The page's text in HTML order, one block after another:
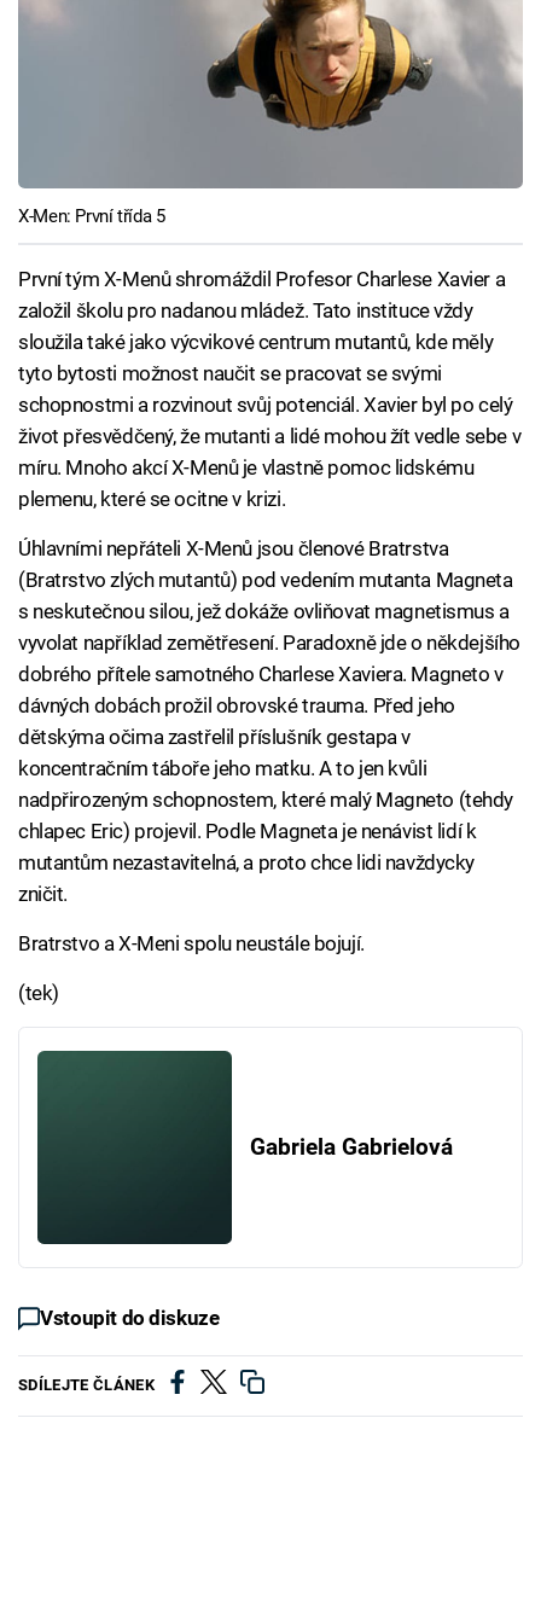
X-Men: První třída 5
První tým X-Menů shromáždil Profesor Charlese Xavier a
založil školu pro nadanou mládež. Tato instituce vždy
sloužila také jako výcvikové centrum mutantů, kde měly
tyto bytosti možnost naučit se pracovat se svými
schopnostmi a rozvinout svůj potenciál. Xavier byl po celý
život přesvědčený, že mutanti a lidé mohou žít vedle sebe v
míru. Mnoho akcí X-Menů je vlastně pomoc lidskému
plemenu, které se ocitne v krizi.
Úhlavními nepřáteli X-Menů jsou členové Bratrstva
(Bratrstvo zlých mutantů) pod vedením mutanta Magneta
s neskutečnou silou, jež dokáže ovliňovat magnetismus a
vyvolat například zemětřesení. Paradoxně jde o někdejšího
dobrého přítele samotného Charlese Xaviera. Magneto v
dávných dobách prožil obrovské trauma. Před jeho
dětskýma očima zastřelil příslušník gestapa v
koncentračním táboře jeho matku. A to jen kvůli
nadpřirozeným schopnostem, které malý Magneto (tehdy
chlapec Eric) projevil. Podle Magneta je nenávist lidí k
mutantům nezastavitelná, a proto chce lidi navždycky
zničit.
Bratrstvo a X-Meni spolu neustále bojují.
(tek)
Gabriela Gabrielová
Vstoupit do diskuze
SDÍLEJTE ČLÁNEK